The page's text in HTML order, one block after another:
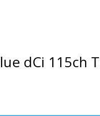
dCi 115ch